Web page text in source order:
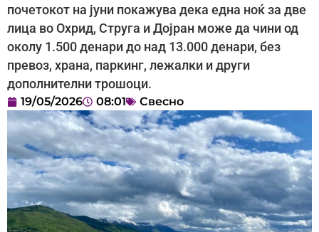
почетокот на јуни покажува дека една ноќ за две
лица во Охрид, Струга и Дојран може да чини од
околу 1.500 денари до над 13.000 денари, без
превоз, храна, паркинг, лежалки и други
дополнителни трошоци.
19/05/2026 08:01 Свесно